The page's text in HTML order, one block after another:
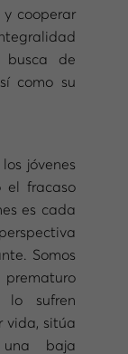
y cooperar
busca de
como su
jóvenes
el fracaso
es cada
Somos
lo sufren
vida, sitúa
baja